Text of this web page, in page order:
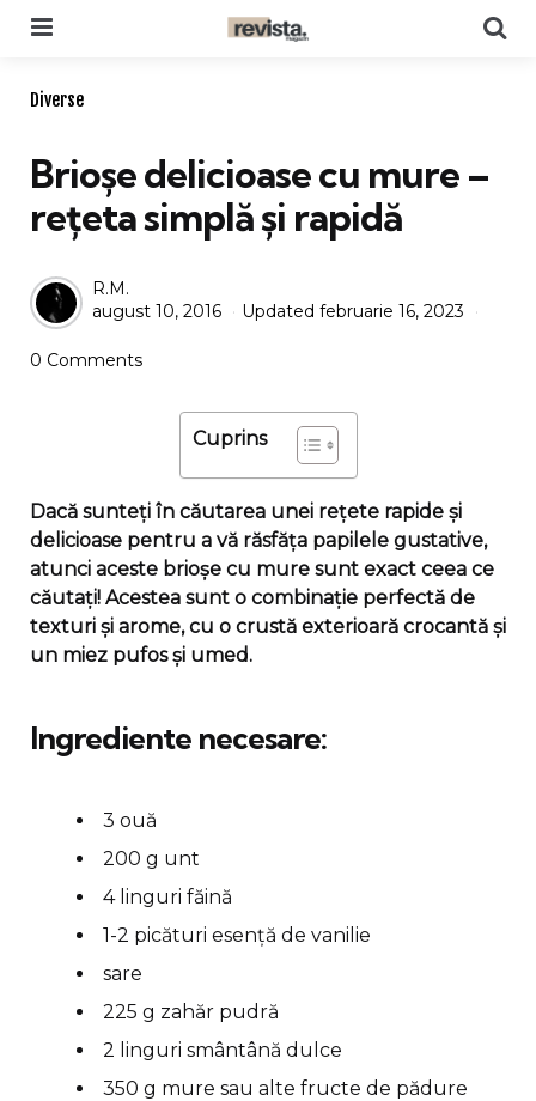
Categories
Diverse
Brioșe delicioase cu mure –
rețeta simplă și rapidă
Posted
by
R.M.
august 10, 2016
Updated februarie 16, 2023
0 Comments
Cuprins
Dacă sunteți în căutarea unei rețete rapide și
delicioase pentru a vă răsfăța papilele gustative,
atunci aceste brioșe cu mure sunt exact ceea ce
căutați! Acestea sunt o combinație perfectă de
texturi și arome, cu o crustă exterioară crocantă și
un miez pufos și umed.
Ingrediente necesare:
3 ouă
200 g unt
4 linguri făină
1-2 picături esență de vanilie
sare
225 g zahăr pudră
2 linguri smântână dulce
350 g mure sau alte fructe de pădure